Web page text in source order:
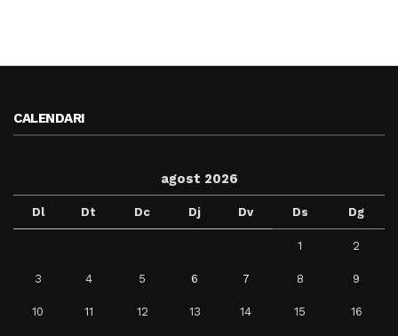
CALENDARI
agost 2026
Dl Dt Dc Dj Dv Ds Dg
1 2
3 4 5 6 7 8 9
10 11 12 13 14 15 16